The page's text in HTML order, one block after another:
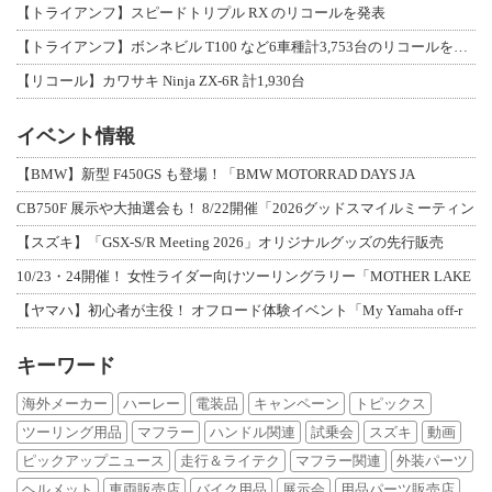
【トライアンフ】スピードトリプル RX のリコールを発表
【トライアンフ】ボンネビル T100 など6車種計3,753台のリコールを発表
【リコール】カワサキ Ninja ZX-6R 計1,930台
イベント情報
【BMW】新型 F450GS も登場！「BMW MOTORRAD DAYS JA
CB750F 展示や大抽選会も！ 8/22開催「2026グッドスマイルミーティン
【スズキ】「GSX-S/R Meeting 2026」オリジナルグッズの先行販売
10/23・24開催！ 女性ライダー向けツーリングラリー「MOTHER LAKE
【ヤマハ】初心者が主役！ オフロード体験イベント「My Yamaha off-r
キーワード
海外メーカー ハーレー 電装品 キャンペーン
トピックス
ツーリング用品
マフラー ハンドル関連 試乗会 スズキ
動画
ピックアップニュース
走行＆ライテク マフラー関連
外装パーツ